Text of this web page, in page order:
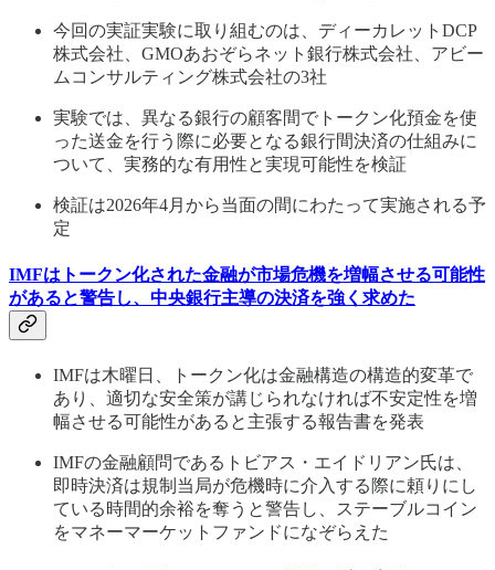
今回の実証実験に取り組むのは、ディーカレットDCP
株式会社、GMOあおぞらネット銀行株式会社、アビー
ムコンサルティング株式会社の3社
実験では、異なる銀行の顧客間でトークン化預金を使
った送金を行う際に必要となる銀行間決済の仕組みに
ついて、実務的な有用性と実現可能性を検証
検証は2026年4月から当面の間にわたって実施される予
定
IMFはトークン化された金融が市場危機を増幅させる可能性
があると警告し、中央銀行主導の決済を強く求めた
IMFは木曜日、トークン化は金融構造の構造的変革で
あり、適切な安全策が講じられなければ不安定性を増
幅させる可能性があると主張する報告書を発表
IMFの金融顧問であるトビアス・エイドリアン氏は、
即時決済は規制当局が危機時に介入する際に頼りにし
ている時間的余裕を奪うと警告し、ステーブルコイン
をマネーマーケットファンドになぞらえた